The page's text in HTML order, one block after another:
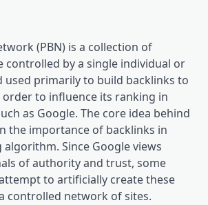
(PBN) is a collection of
controlled by a single individual or
used primarily to build backlinks to
order to influence its ranking in
as Google. The core idea behind
the importance of backlinks in
algorithm. Since Google views
of authority and trust, some
to artificially create these
controlled network of sites.